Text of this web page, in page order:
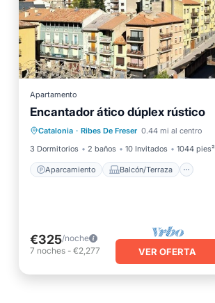
Apartamento
Encantador ático dúplex rústico
Catalonia · Ribes De Freser 0.44 mi al centro
3 Dormitorios
2 baños 10 Invitados 1044 pies²
Aparcamiento Balcón/Terraza
Aparcamiento
Balcón/Terraza
Cocina
Internet
€325/noche
7 noches - €2,277 VER OFERTA